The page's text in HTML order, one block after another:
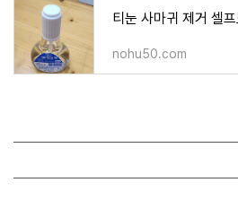
nohu50.com